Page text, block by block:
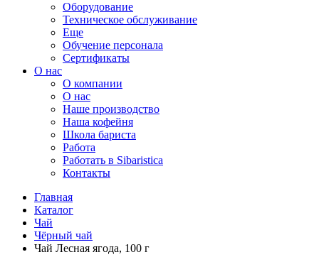
Оборудование
Техническое обслуживание
Еще
Обучение персонала
Сертификаты
О нас
O компании
О нас
Наше производство
Наша кофейня
Школа бариста
Работа
Работать в Sibaristica
Контакты
Главная
Каталог
Чай
Чёрный чай
Чай Лесная ягода, 100 г